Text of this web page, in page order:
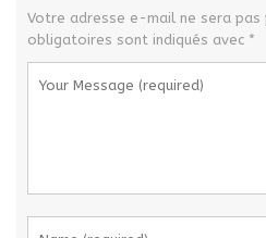
Votre adresse e-mail ne sera pas
obligatoires sont indiqués avec *